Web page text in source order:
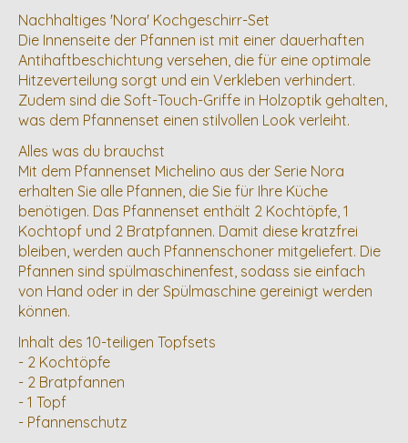
Nachhaltiges 'Nora' Kochgeschirr-Set
Die Innenseite der Pfannen ist mit einer dauerhaften
Antihaftbeschichtung versehen, die für eine optimale
Hitzeverteilung sorgt und ein Verkleben verhindert.
Zudem sind die Soft-Touch-Griffe in Holzoptik gehalten,
was dem Pfannenset einen stilvollen Look verleiht.
Alles was du brauchst
Mit dem Pfannenset Michelino aus der Serie Nora
erhalten Sie alle Pfannen, die Sie für Ihre Küche
benötigen. Das Pfannenset enthält 2 Kochtöpfe, 1
Kochtopf und 2 Bratpfannen. Damit diese kratzfrei
bleiben, werden auch Pfannenschoner mitgeliefert. Die
Pfannen sind spülmaschinenfest, sodass sie einfach
von Hand oder in der Spülmaschine gereinigt werden
können.
Inhalt des 10-teiligen Topfsets
- 2 Kochtöpfe
- 2 Bratpfannen
- 1 Topf
- Pfannenschutz